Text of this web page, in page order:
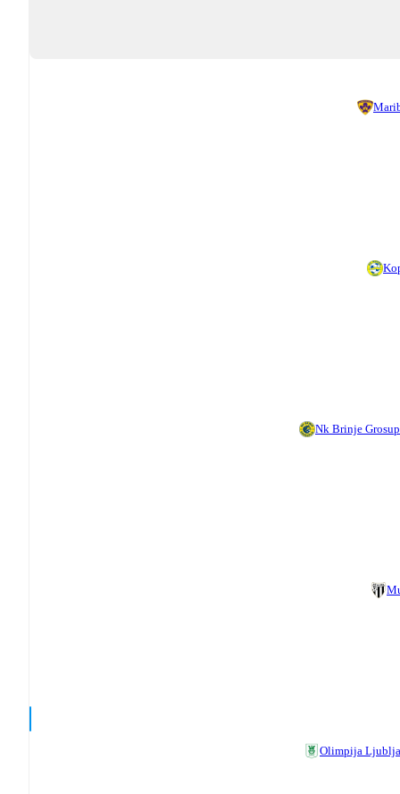
Nk Brinje
Olimpija